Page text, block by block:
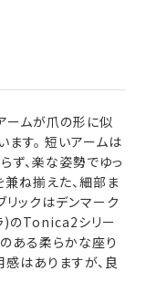
ームが爪の形に似
ます。 短いアームは
ず、楽な姿勢でゆっ
兼ね揃えた、細部ま
リックはデンマーク
)のTonica2シリー
ある柔らかな座り
はありますが、良